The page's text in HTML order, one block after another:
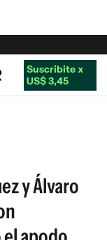
Suscribite x
US$ 3,45
y Álvaro